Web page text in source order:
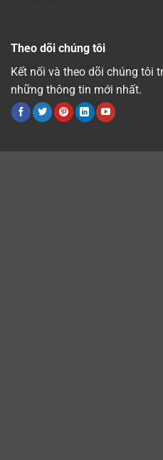
Theo dõi chúng tôi
Kết nối và theo dõi chúng tôi
những thông tin mới nhất.